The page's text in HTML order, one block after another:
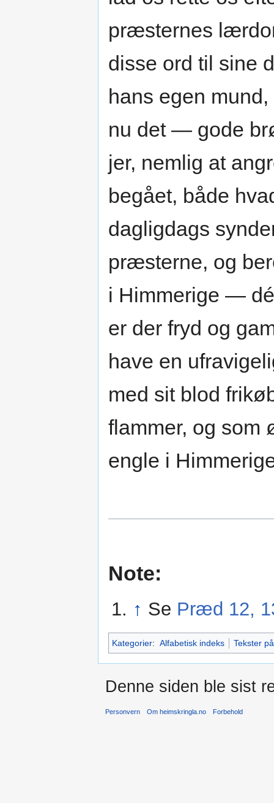
præsternes
disse ord til sine
hans egen
nu det — gode
jer, nemlig at
begået, både
dagligdags
præsterne, og
i Himmerige —
er der fryd og
have en
med sit blod
flammer, og som
engle i
Note:
↑ Se Præd 12,
Kategorier: Alfabetisk indeks Tekster
Denne siden ble sist
Personvern Om heimskringla.no Forbehold